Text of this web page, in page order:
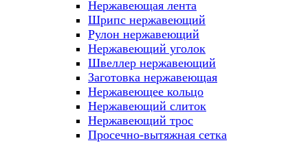
Нержавеющая лента
Шрипс нержавеющий
Рулон нержавеющий
Нержавеющий уголок
Швеллер нержавеющий
Заготовка нержавеющая
Нержавеющее кольцо
Нержавеющий слиток
Нержавеющий трос
Просечно-вытяжная сетка